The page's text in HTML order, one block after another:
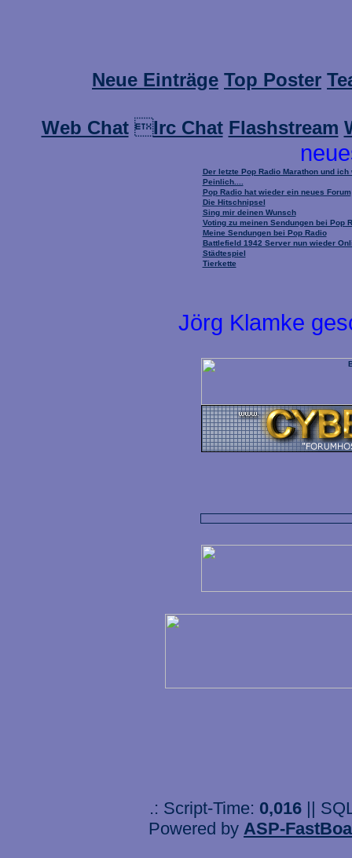
Neue Einträge Top Poster
Web ChatIrc Chat Flashstream
Der letzte Pop Radio Marathon und
Peinlich....
Pop Radio hat wieder ein neues Forum
Die Hitschnipsel
Sing mir deinen Wunsch
Voting zu meinen Sendungen bei Pop
Meine Sendungen bei Pop Radio
Battlefield 1942 Server nun wieder
Städtespiel
Tierkette
Jörg Klamke
.: Script-Time: 0,016 ||
Powered by ASP-